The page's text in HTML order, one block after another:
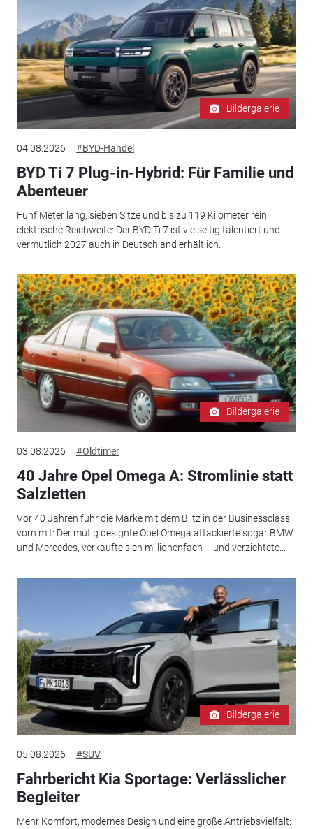
Bildergalerie
04.08.2026 #BYD-Handel
BYD Ti 7 Plug-in-Hybrid: Für Familie und
Abenteuer
Fünf Meter lang, sieben Sitze und bis zu 119 Kilometer rein
elektrische Reichweite: Der BYD Ti 7 ist vielseitig talentiert und
vermutlich 2027 auch in Deutschland erhältlich.
Bildergalerie
03.08.2026 #Oldtimer
40 Jahre Opel Omega A: Stromlinie statt
Salzletten
Vor 40 Jahren fuhr die Marke mit dem Blitz in der Businessclass
vorn mit: Der mutig designte Opel Omega attackierte sogar BMW
und Mercedes, verkaufte sich millionenfach – und verzichtete...
Bildergalerie
05.08.2026 #SUV
Fahrbericht Kia Sportage: Verlässlicher
Begleiter
Mehr Komfort, modernes Design und eine große Antriebsvielfalt: